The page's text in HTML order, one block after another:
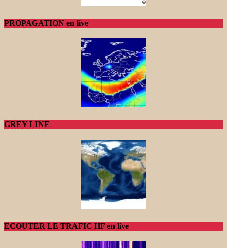
PROPAGATION en live
GREY LINE
ECOUTER LE TRAFIC HF en live